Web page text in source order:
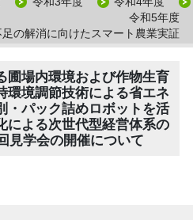
令和5年度
の解消に向けたスマート農業実証
圃場内環境および作物生育
環境調節技術による省エネ
・パック詰めロボットを活
による次世代型経営体系の
見学会の開催について